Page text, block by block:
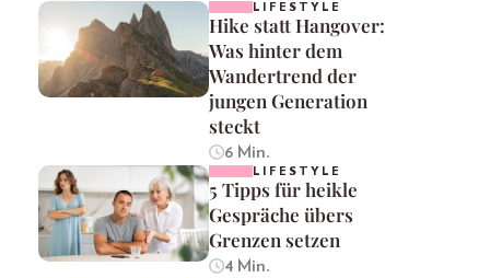
LIFESTYLE
Hike statt Hangover:
Was hinter dem
Wandertrend der
jungen Generation
steckt
6 Min.
LIFESTYLE
5 Tipps für heikle
Gespräche übers
Grenzen setzen
4 Min.